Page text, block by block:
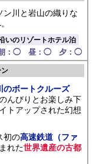
川と岩山の織りな
いのリゾートホテル泊
：◯ 昼：◯ 夕：◯
のボートクルーズ
んびりとお楽しみ下
トアップされた幻想
初の高速鉄道（ファ
れた世界遺産の古都